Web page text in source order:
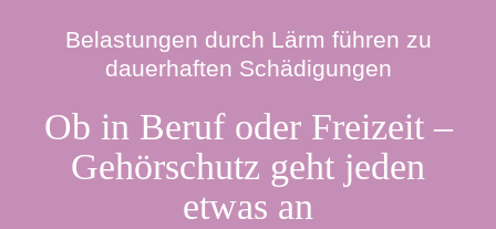
Belastungen durch Lärm führen zu
dauerhaften Schädigungen
Ob in Beruf oder Freizeit –
Gehörschutz geht jeden
etwas an